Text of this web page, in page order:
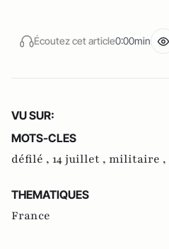
Écoutez cet article0:00min
VU SUR:
MOTS-CLES
défilé , 14 juillet , militaire ,
THEMATIQUES
France